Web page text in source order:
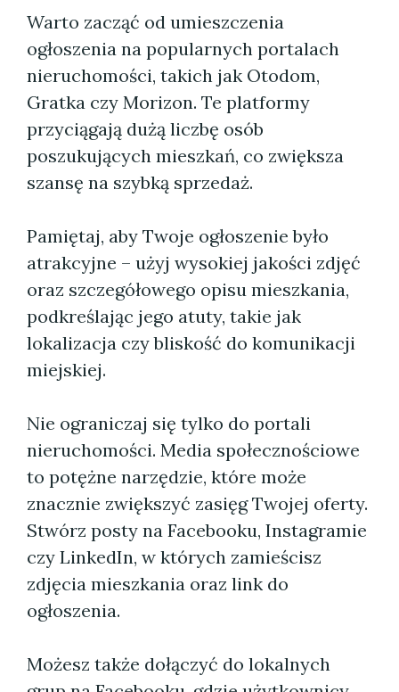
Warto zacząć od umieszczenia
ogłoszenia na popularnych portalach
nieruchomości, takich jak Otodom,
Gratka czy Morizon. Te platformy
przyciągają dużą liczbę osób
poszukujących mieszkań, co zwiększa
szansę na szybką sprzedaż.
Pamiętaj, aby Twoje ogłoszenie było
atrakcyjne – użyj wysokiej jakości zdjęć
oraz szczegółowego opisu mieszkania,
podkreślając jego atuty, takie jak
lokalizacja czy bliskość do komunikacji
miejskiej.
Nie ograniczaj się tylko do portali
nieruchomości. Media społecznościowe
to potężne narzędzie, które może
znacznie zwiększyć zasięg Twojej oferty.
Stwórz posty na Facebooku, Instagramie
czy LinkedIn, w których zamieścisz
zdjęcia mieszkania oraz link do
ogłoszenia.
Możesz także dołączyć do lokalnych